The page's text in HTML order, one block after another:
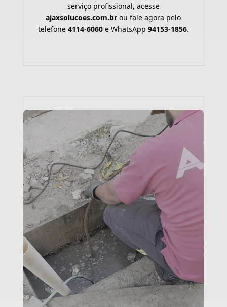
serviço profissional, acesse
ajaxsolucoes.com.br ou fale agora pelo
telefone 4114-6060e WhatsApp 94153-1856.